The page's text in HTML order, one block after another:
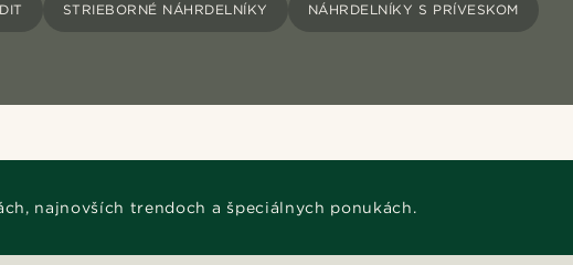
STRIEBORNÉ NÁHRDELNÍKY NÁHRDELNÍKY S PRÍVESKOM
najnovších trendoch a špeciálnych ponukách.